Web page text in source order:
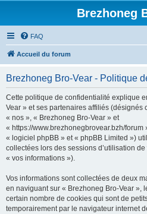
Brezhoneg
FAQ
Accueil du forum
Brezhoneg Bro-Vear - Politique
Cette politique de confidentialité explique
Vear » et ses partenaires affiliés (désignés
« nos », « Brezhoneg Bro-Vear » et
« https://www.brezhonegbrovear.bzh/
« logiciel phpBB » et « phpBB Limited »)
collectées lors des sessions d’utilisation
« vos informations »).
Vos informations sont collectées de deux
en naviguant sur « Brezhoneg Bro-Vear »,
certain nombre de cookies qui sont de
temporairement par le navigateur internet